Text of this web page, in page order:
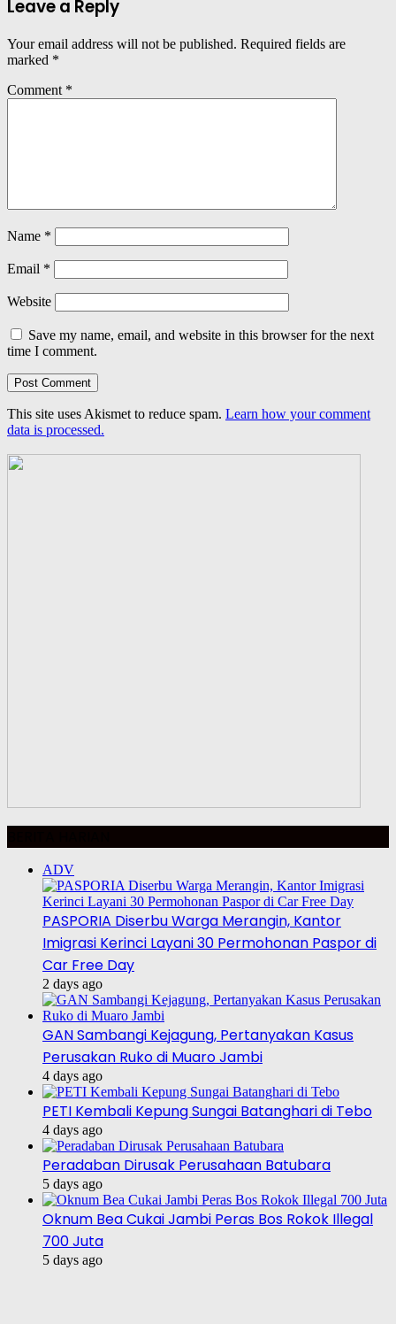
Leave a Reply
Your email address will not be published. Required fields are
marked *
Comment *
Name *
Email *
Website
Save my name, email, and website in this browser for the next
time I comment.
This site uses Akismet to reduce spam. Learn how your comment
data is processed.
ADV
PASPORIA Diserbu Warga Merangin, Kantor
Imigrasi Kerinci Layani 30 Permohonan Paspor di
Car Free Day
2 days ago
GAN Sambangi Kejagung, Pertanyakan Kasus
Perusakan Ruko di Muaro Jambi
4 days ago
PETI Kembali Kepung Sungai Batanghari di Tebo
4 days ago
Peradaban Dirusak Perusahaan Batubara
5 days ago
Oknum Bea Cukai Jambi Peras Bos Rokok Illegal
700 Juta
5 days ago